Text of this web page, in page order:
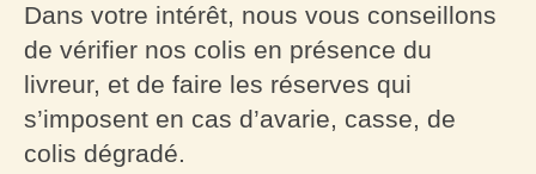
Dans votre intérêt, nous vous conseillons
de vérifier nos colis en présence du
livreur, et de faire les réserves qui
s’imposent en cas d’avarie, casse, de
colis dégradé.